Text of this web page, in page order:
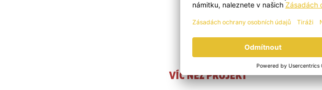
VÍC NEŽ PROJEKT